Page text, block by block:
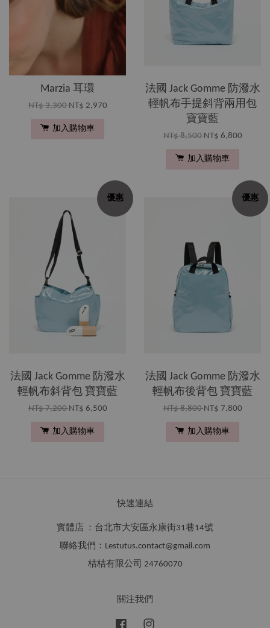
Marzia 耳環
NT$ 3,300NT$ 2,970
加入購物車
法國 Jack Gomme 防潑水
輕帆布手提斜背兩用包
寶寶藍
NT$ 8,500NT$ 6,800
加入購物車
優惠
法國 Jack Gomme 防潑水
輕帆布斜背包 寶寶藍
NT$ 7,200NT$ 6,500
加入購物車
優惠
法國 Jack Gomme 防潑水
輕帆布後背包 寶寶藍
NT$ 8,800NT$ 7,800
加入購物車
快速連結
實體店 ：台北市大安區永康街31巷14號
聯絡我們：Lestutus.contact@gmail.com
桔桔有限公司 24760070
關注我們
Facebook